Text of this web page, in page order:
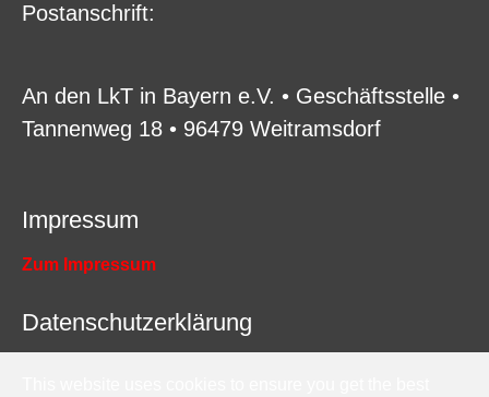
Postanschrift:
An den LkT in Bayern e.V. • Geschäftsstelle •
Tannenweg 18 • 96479 Weitramsdorf
Impressum
Zum Impressum
Datenschutzerklärung